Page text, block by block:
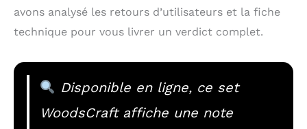
avons analysé les retours d’utilisateurs et la fiche
technique pour vous livrer un verdict complet.
Disponible en ligne, ce set
WoodsCraft affiche une note